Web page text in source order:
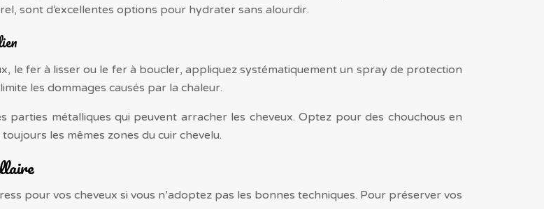
sont d’excellentes options pour hydrater sans alourdir.
le fer à lisser ou le fer à boucler, appliquez systématiquement un spray de protection
les dommages causés par la chaleur.
parties métalliques qui peuvent arracher les cheveux. Optez pour des chouchous en
les mêmes zones du cuir chevelu.
pour vos cheveux si vous n’adoptez pas les bonnes techniques. Pour préserver vos